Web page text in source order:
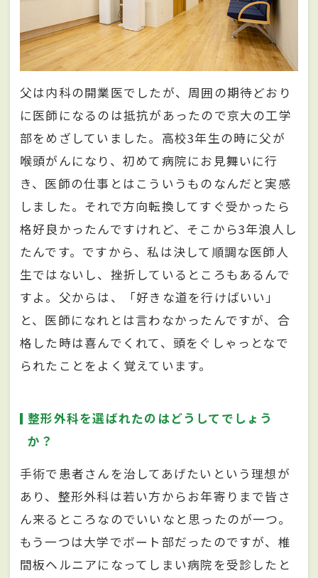
父は内科の開業医でしたが、周囲の期待どおり
に医師になるのは抵抗があったので京大の工学
部をめざしていました。高校3年生の時に父が
喉頭がんになり、初めて病院にお見舞いに行
き、医師の仕事とはこういうものなんだと実感
しました。それで方向転換してすぐ受かったら
格好良かったんですけれど、そこから3年浪人し
たんです。ですから、私は決して順調な医師人
生ではないし、挫折しているところもあるんで
すよ。父からは、「好きな道を行けばいい」
と、医師になれとは言わなかったんですが、合
格した時は喜んでくれて、頭をぐしゃっとなで
られたことをよく覚えています。
整形外科を選ばれたのはどうしてでしょう
か？
手術で患者さんを治してあげたいという理想が
あり、整形外科は若い方からお年寄りまで皆さ
ん来るところなのでいいなと思ったのが一つ。
もう一つは大学でボート部だったのですが、椎
間板ヘルニアになってしまい病院を受診したと